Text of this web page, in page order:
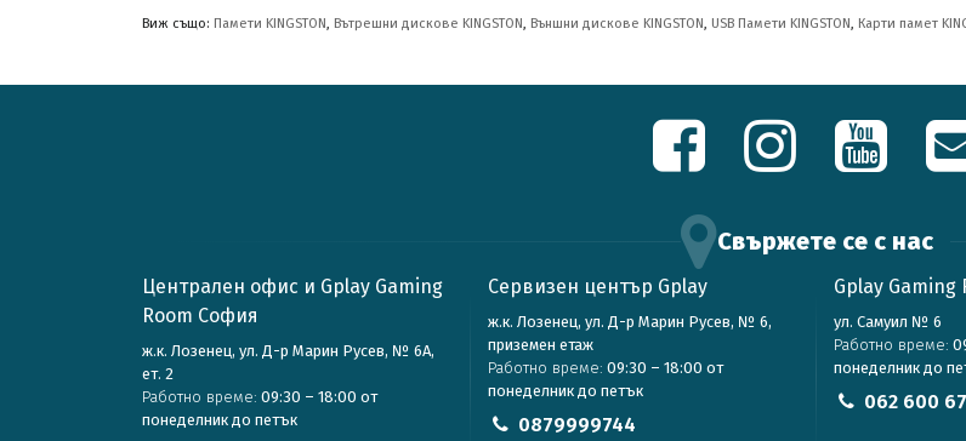
Виж също: Памети KINGSTON, Вътрешни дискове KINGSTON, Външни дискове KINGSTON, USB Памети KINGSTON, Карти памет
Свържете се с нас
Централен офис и Gplay Gaming
Room София
ж.к. Лозенец, ул. Д-р Марин Русев, № 6А,
ет. 2
Работно време: 09:30 – 18:00 от
понеделник до петък
Сервизен център Gplay
ж.к. Лозенец, ул. Д-р Марин Русев, № 6,
приземен етаж
Работно време: 09:30 – 18:00 от
понеделник до петък
0879999744
Gplay Gaming
ул. Самуил № 6
Работно време:
понеделник до
062 600